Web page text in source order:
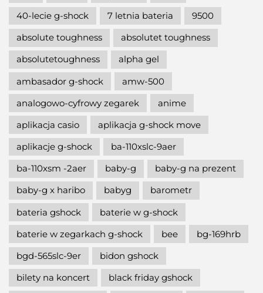
40-lecie g-shock
7 letnia bateria
9500
absolute toughness
absolutet toughness
absolutetoughness
alpha gel
ambasador g-shock
amw-500
analogowo-cyfrowy zegarek
anime
aplikacja casio
aplikacja g-shock move
aplikacje g-shock
ba-110xslc-9aer
ba-110xsm -2aer
baby-g
baby-g na prezent
baby-g x haribo
babyg
barometr
bateria gshock
baterie w g-shock
baterie w zegarkach g-shock
bee
bg-169hrb
bgd-565slc-9er
bidon gshock
bilety na koncert
black friday gshock